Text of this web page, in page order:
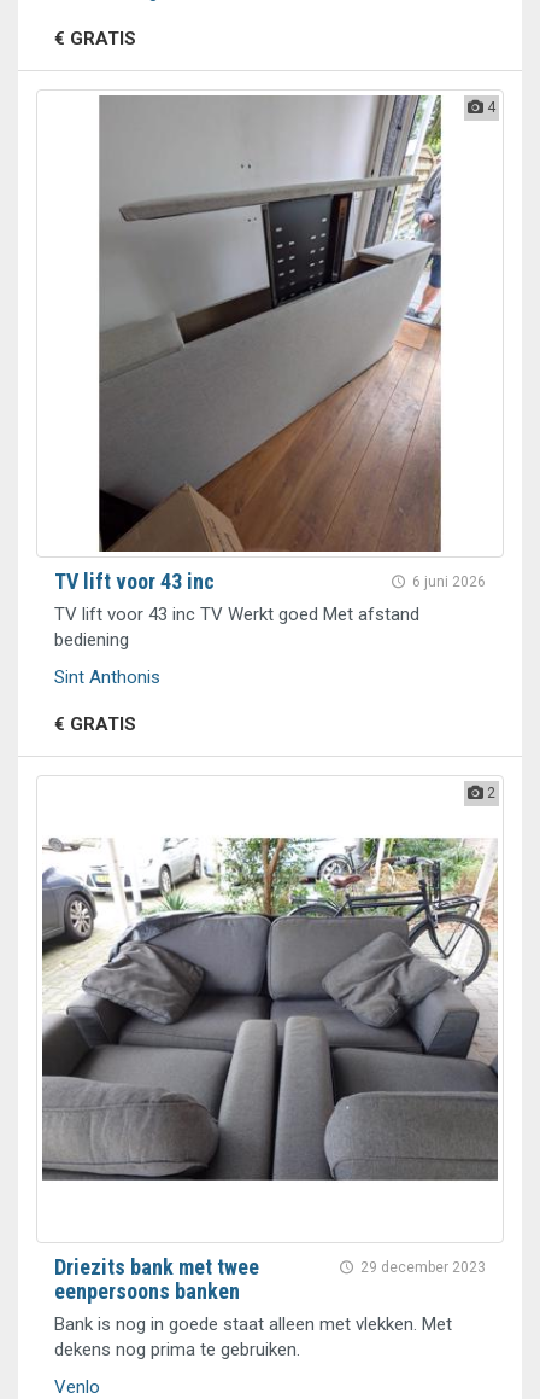
€ GRATIS
4
6 juni 2026
TV lift voor 43 inc
TV lift voor 43 inc TV Werkt goed Met afstand
bediening
Sint Anthonis
€ GRATIS
2
29 december 2023
Driezits bank met twee
eenpersoons banken
Bank is nog in goede staat alleen met vlekken. Met
dekens nog prima te gebruiken.
Venlo